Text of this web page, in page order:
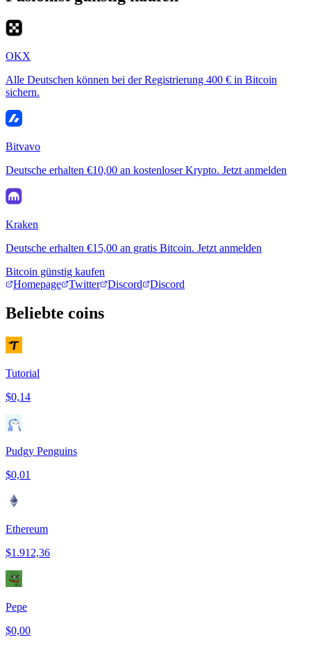
OKX
Alle Deutschen können bei der Registrierung 400 € in Bitcoin
sichern.
Bitvavo
Deutsche erhalten €10,00 an kostenloser Krypto. Jetzt anmelden
Kraken
Deutsche erhalten €15,00 an gratis Bitcoin. Jetzt anmelden
Bitcoin günstig kaufen
Homepage
Twitter Discord Discord
Beliebte coins
Tutorial
$0,14
Pudgy Penguins
$0,01
Ethereum
$1.912,36
Pepe
$0,00